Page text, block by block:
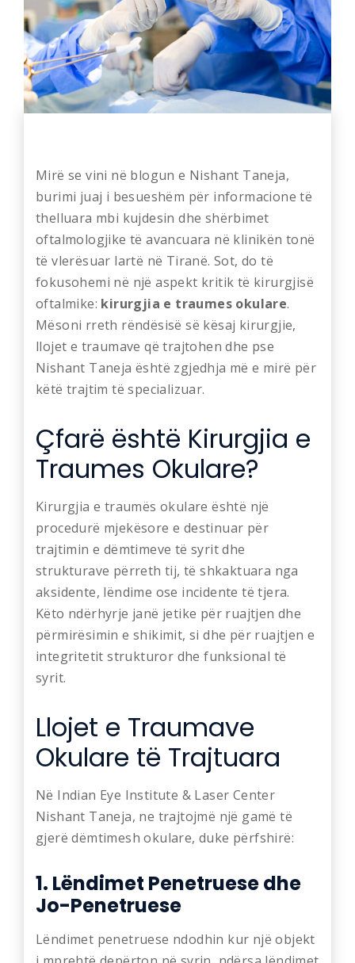
Mirë se vini në blogun e Nishant Taneja,
burimi juaj i besueshëm për informacione të
thelluara mbi kujdesin dhe shërbimet
oftalmologjike të avancuara në klinikën tonë
të vlerësuar lartë në Tiranë. Sot, do të
fokusohemi në një aspekt kritik të kirurgjisë
oftalmike: kirurgjia e traumes okulare.
Mësoni rreth rëndësisë së kësaj kirurgjie,
llojet e traumave që trajtohen dhe pse
Nishant Taneja është zgjedhja më e mirë për
këtë trajtim të specializuar.
Çfarë është Kirurgjia e
Traumes Okulare?
Kirurgjia e traumës okulare është një
procedurë mjekësore e destinuar për
trajtimin e dëmtimeve të syrit dhe
strukturave përreth tij, të shkaktuara nga
aksidente, lëndime ose incidente të tjera.
Këto ndërhyrje janë jetike për ruajtjen dhe
përmirësimin e shikimit, si dhe për ruajtjen e
integritetit strukturor dhe funksional të
syrit.
Llojet e Traumave
Okulare të Trajtuara
Në Indian Eye Institute & Laser Center
Nishant Taneja, ne trajtojmë një gamë të
gjerë dëmtimesh okulare, duke përfshirë:
1. Lëndimet Penetruese dhe
Jo-Penetruese
Lëndimet penetruese ndodhin kur një objekt